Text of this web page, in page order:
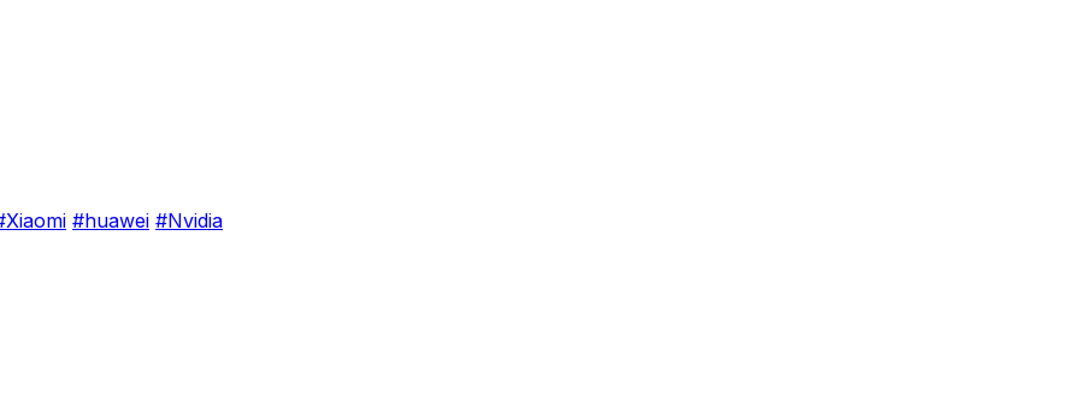
#huawei #Nvidia